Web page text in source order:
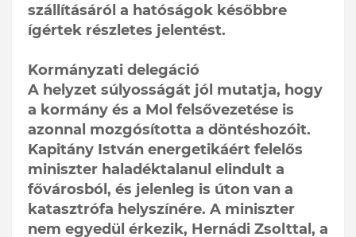
szállításáról a hatóságok későbbre
ígértek részletes jelentést.
Kormányzati delegáció
A helyzet súlyosságát jól mutatja, hogy
a kormány és a Mol felsővezetése is
azonnal mozgósította a döntéshozóit.
Kapitány István energetikáért felelős
miniszter haladéktalanul elindult a
fővárosból, és jelenleg is úton van a
katasztrófa helyszínére. A miniszter
nem egyedül érkezik, Hernádi Zsolttal, a